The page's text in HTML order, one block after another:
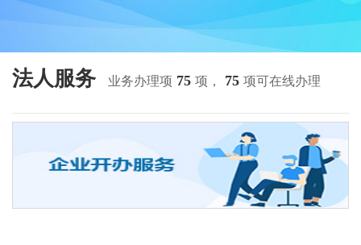
法人服务 业务办理项 75 项， 75 项可在线办理